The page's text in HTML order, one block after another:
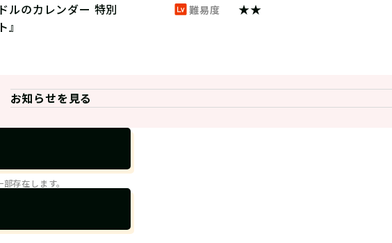
のカレンダー 特別
難易度 ★★
お知らせを見る
存在します。